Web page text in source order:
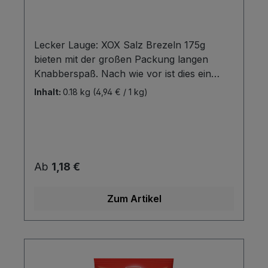
Lecker Lauge: XOX Salz Brezeln 175g
bieten mit der großen Packung langen
Knabberspaß. Nach wie vor ist dies ein
überaus starker und beliebter Artikel bei
Inhalt: 0.18 kg (4,94 € / 1 kg)
Regulärer Preis:
Ab 1,18 €
Zum Artikel